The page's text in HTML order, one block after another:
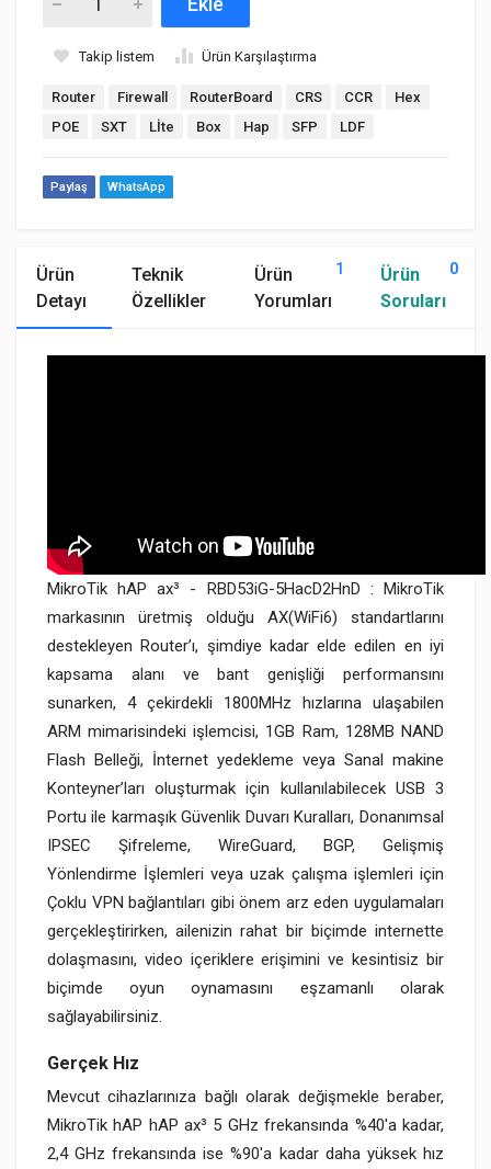
Takip listem Ürün Karşılaştırma
Router Firewall RouterBoard CRS CCR
Hex
POE
SXT Lİte Box Hap SFP LDF
Paylaş WhatsApp
Ürün
Detayı
Teknik
Özellikler
Ürün
Yorumları
1
Ürün
Soruları
0
MikroTik hAP ax³ - RBD53iG-5HacD2HnD : MikroTik
markasının üretmiş olduğu AX(WiFi6) standartlarını
destekleyen Router’ı, şimdiye kadar elde edilen en iyi
kapsama alanı ve bant genişliği performansını
sunarken, 4 çekirdekli 1800MHz hızlarına ulaşabilen
ARM mimarisindeki işlemcisi, 1GB Ram, 128MB NAND
Flash Belleği, İnternet yedekleme veya Sanal makine
Konteyner’ları oluşturmak için kullanılabilecek USB 3
Portu ile karmaşık Güvenlik Duvarı Kuralları, Donanımsal
IPSEC Şifreleme, WireGuard, BGP, Gelişmiş
Yönlendirme İşlemleri veya uzak çalışma işlemleri için
Çoklu VPN bağlantıları gibi önem arz eden uygulamaları
gerçekleştirirken, ailenizin rahat bir biçimde internette
dolaşmasını, video içeriklere erişimini ve kesintisiz bir
biçimde oyun oynamasını eşzamanlı olarak
sağlayabilirsiniz.
Gerçek Hız
Mevcut cihazlarınıza bağlı olarak değişmekle beraber,
MikroTik hAP hAP ax³ 5 GHz frekansında %40'a kadar,
2,4 GHz frekansında ise %90'a kadar daha yüksek hız